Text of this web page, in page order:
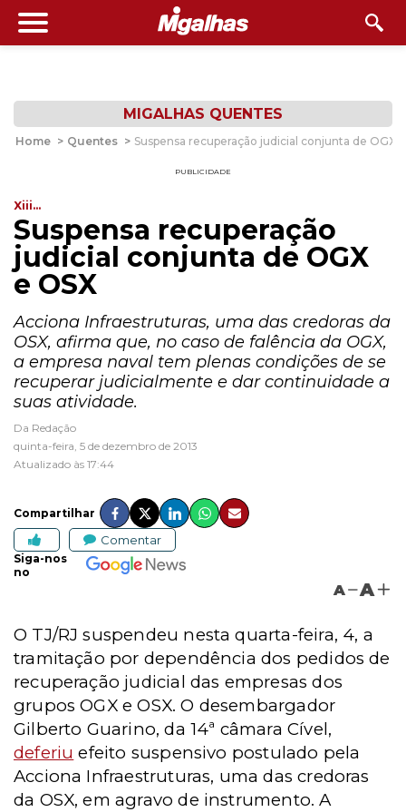
MIGALHAS QUENTES
Home > Quentes > Suspensa recuperação judicial conjunta de OGX
PUBLICIDADE
Xiii...
Suspensa recuperação
judicial conjunta de OGX
e OSX
Acciona Infraestruturas, uma das credoras da
OSX, afirma que, no caso de falência da OGX,
a empresa naval tem plenas condições de se
recuperar judicialmente e dar continuidade a
suas atividade.
Da Redação
quinta-feira, 5 de dezembro de 2013
Atualizado às 17:44
Compartilhar
Comentar
Siga-nos
no
A A
O TJ/RJ suspendeu nesta quarta-feira, 4, a
tramitação por dependência dos pedidos de
recuperação judicial das empresas dos
grupos OGX e OSX. O desembargador
Gilberto Guarino, da 14ª câmara Cível,
deferiu efeito suspensivo postulado pela
Acciona Infraestruturas, uma das credoras
da OSX, em agravo de instrumento. A